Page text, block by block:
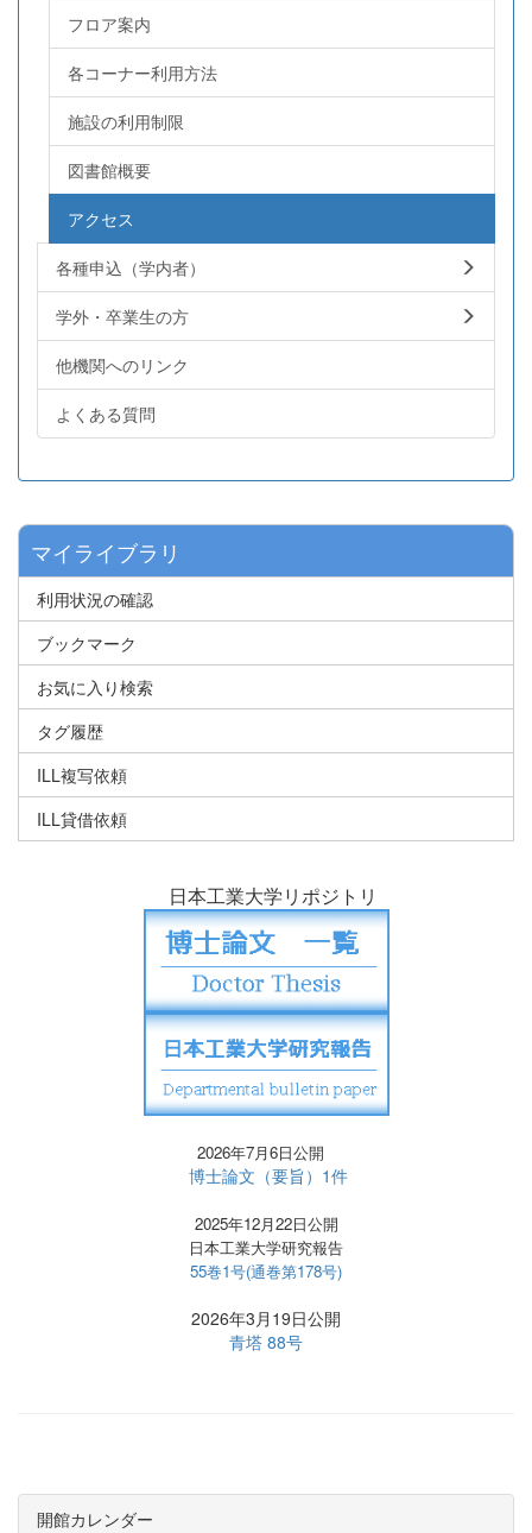
フロア案内
各コーナー利用方法
施設の利用制限
図書館概要
アクセス
各種申込（学内者）
学外・卒業生の方
他機関へのリンク
よくある質問
マイライブラリ
利用状況の確認
ブックマーク
お気に入り検索
タグ履歴
ILL複写依頼
ILL貸借依頼
日本工業大学リポジトリ
2026年7月6日公開
博士論文（要旨）1件
2025年12月22日公開
日本工業大学研究報告
55巻1号(通巻第178号)
2026年3月19日公開
青塔 88号
開館カレンダー